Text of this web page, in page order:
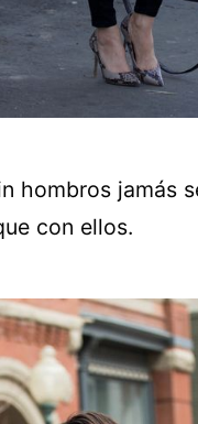
hombros jamás
con ellos.